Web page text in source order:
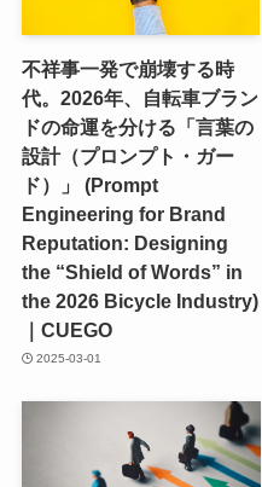
不祥事一発で崩壊する時
代。2026年、自転車ブラン
ドの命運を分ける「言葉の
設計（プロンプト・ガー
ド）」 (Prompt
Engineering for Brand
Reputation: Designing
the “Shield of Words” in
the 2026 Bicycle Industry)
｜CUEGO
2025-03-01